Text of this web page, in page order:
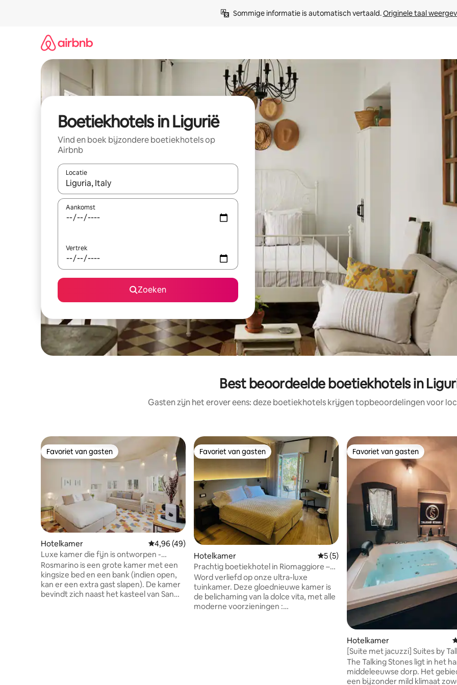
Sommige informatie is automatisch vertaald. Originele taal
Boetiekhotels in Ligurië
Vind en boek bijzondere boetiekhotels op
Airbnb
Locatie
Wanneer er resultaten beschikbaar zijn, maak je een keuze met je de pijltjestoetsen omhoog en omlaag, óf door te
Aankomst
Vertrek
Zoeken
Best beoordeelde boetiekhotels in
Gasten zijn het erover eens: deze boetiekhotels krijgen topbeoordelingen voor
Favoriet van gasten
Favoriet van gasten
Hotelkamer Gemiddelde beoordeling van 4,96 op 5, 49 recensies
4,96 (49)
Luxe kamer die fijn is ontworpen -
comfort en design
Rosmarino is een grote kamer met een
kingsize bed en een bank (indien open,
kan er een extra gast slapen). De kamer
bevindt zich naast het kasteel van San
Favoriet van gasten
Favoriet van gasten
Hotelkamer Gemiddelde beoordeling van 5 op 5, 5
5 (5)
Prachtig boetiekhotel in Riomaggiore –
Kamer met tuin
Word verliefd op onze ultra-luxe
tuinkamer. Deze gloednieuwe kamer is
de belichaming van la dolce vita, met alle
moderne voorzieningen :
Favoriet van gasten
Favoriet van gasten
Hotelkamer
[Suite met jacuzzi] Suites by
Stones
The Talking Stones ligt in het
middeleeuwse dorp. Het
een bijzonder mild klimaat